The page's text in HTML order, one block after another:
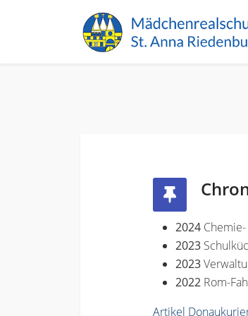
2024
2023
2023
2022 Rom-
Artikel